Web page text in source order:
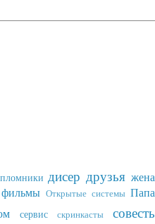
дисер друзья жена
Открытые системы Папа
сервис скринкасты
совесть